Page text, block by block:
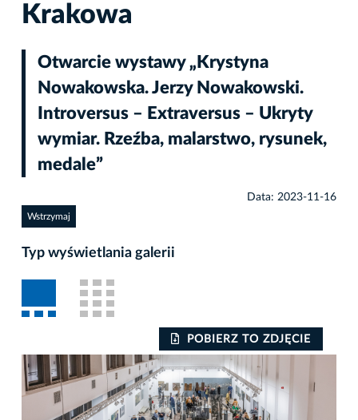
Krakowa
Otwarcie wystawy „Krystyna
Nowakowska. Jerzy Nowakowski.
Introversus – Extraversus – Ukryty
wymiar. Rzeźba, malarstwo, rysunek,
medale”
Data: 2023-11-16
Wstrzymaj
Typ wyświetlania galerii
POBIERZ TO ZDJĘCIE